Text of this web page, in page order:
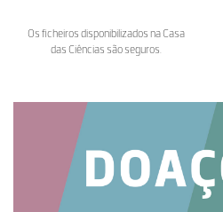
Os ficheiros disponibilizados na Casa
das Ciências são seguros.